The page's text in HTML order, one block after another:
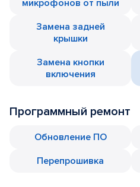
микрофонов от пыли
Замена задней
крышки
Замена кнопки
включения
Программный ремонт
Обновление ПО
Перепрошивка